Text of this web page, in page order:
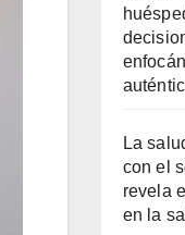
La
con el
revela
en la